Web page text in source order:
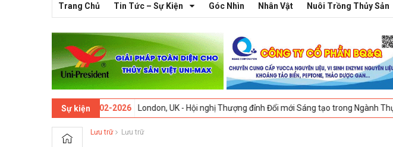
Trang Chủ Tin Tức – Sự Kiện Góc Nhìn Nhân Vật Nuôi Trồng Thủy Sản
Sự kiện
09-02-2026 London, UK - Hội nghị Thượng đỉnh Đổi mới Sáng tạo trong Ngành Thực phẩm
Lưu trữ Lưu trữ